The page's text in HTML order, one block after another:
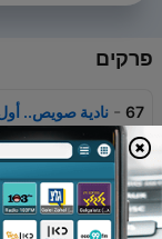
פרקים
67
- نادية صويص.. أول
24 מרץ 2022
66
- فادي شربل..
17 מרץ 2022